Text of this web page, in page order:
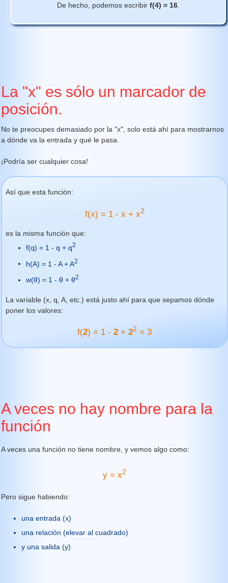
De hecho, podemos escribirf(4) = 16.
La "x" es sólo un marcador de
posición.
No te preocupes demasiado por la "x", solo está ahí para mostrarnos
a dónde va la entrada y qué le pasa.
¡Podría ser cualquier cosa!
Así que esta función:
f(x) = 1 - x + x2
es la misma función que:
f(q) = 1 - q + q2
h(A) = 1 - A + A2
w(θ) = 1 - θ + θ2
La variable (x, q, A, etc.) está justo ahí para que sepamos dónde
poner los valores:
f(2) = 1 - 2 + 22 = 3
A veces no hay nombre para la
función
A veces una función no tiene nombre, y vemos algo como:
y = x2
Pero sigue habiendo:
una entrada (x)
una relación (elevar al cuadrado)
y una salida (y)